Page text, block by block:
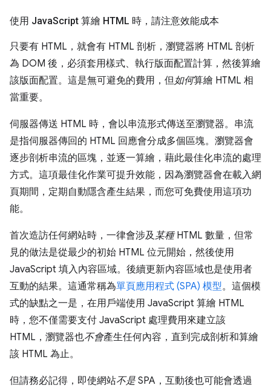
使用 JavaScript 算繪 HTML 時，請注意效能成本
只要有 HTML，就會有 HTML 剖析，瀏覽器將 HTML 剖析
為 DOM 後，必須套用樣式、執行版面配置計算，然後算繪
該版面配置。這是無可避免的費用，但 如何算繪 HTML 相
當重要。
伺服器傳送 HTML 時，會以串流形式傳送至瀏覽器。串流
是指伺服器傳回的 HTML 回應會分成多個區塊。瀏覽器會
逐步剖析串流的區塊，並逐一算繪，藉此最佳化串流的處理
方式。這項最佳化作業可提升效能，因為瀏覽器會在載入網
頁期間，定期自動隱含產生結果，而您可免費使用這項功
能。
首次造訪任何網站時，一律會涉及 某種HTML 數量，但常
見的做法是從最少的初始 HTML 位元開始，然後使用
JavaScript 填入內容區域。後續更新內容區域也是使用者
互動的結果。這通常稱為單頁應用程式 (SPA) 模型。這個模
式的缺點之一是，在用戶端使用 JavaScript 算繪 HTML
時，您不僅需要支付 JavaScript 處理費用來建立該
HTML，瀏覽器也不會產生任何內容，直到完成剖析和算繪
該 HTML 為止。
但請務必記得，即使網站不是 SPA，互動後也可能會透過